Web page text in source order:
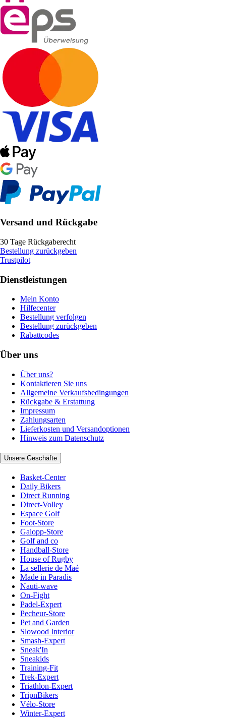
Versand und Rückgabe
30 Tage Rückgaberecht
Bestellung zurückgeben
Trustpilot
Dienstleistungen
Mein Konto
Hilfecenter
Bestellung verfolgen
Bestellung zurückgeben
Rabattcodes
Über uns
Über uns?
Kontaktieren Sie uns
Allgemeine Verkaufsbedingungen
Rückgabe & Erstattung
Impressum
Zahlungsarten
Lieferkosten und Versandoptionen
Hinweis zum Datenschutz
Unsere Geschäfte
Basket-Center
Daily Bikers
Direct Running
Direct-Volley
Espace Golf
Foot-Store
Galopp-Store
Golf and co
Handball-Store
House of Rugby
La sellerie de Maé
Made in Paradis
Nauti-wave
On-Fight
Padel-Expert
Pecheur-Store
Pet and Garden
Slowood Interior
Smash-Expert
Sneak'In
Sneakids
Training-Fit
Trek-Expert
Triathlon-Expert
TripnBikers
Vélo-Store
Winter-Expert